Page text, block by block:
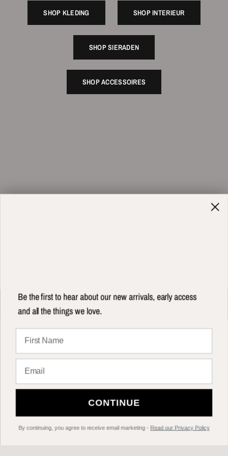
SHOP KLEDING SHOP INTERIEUR
SHOP SIERADEN
SHOP ACCESSOIRES
Wir hoffen, dass Ihnen die Dinge gefallen, die wir lieben
Über TILTIL
Help
Be the first to hear about our new arrivals, early access
and all the things we love.
CONTINUE
By continuing, you agree to receive email marketing - Read our Privacy Policy